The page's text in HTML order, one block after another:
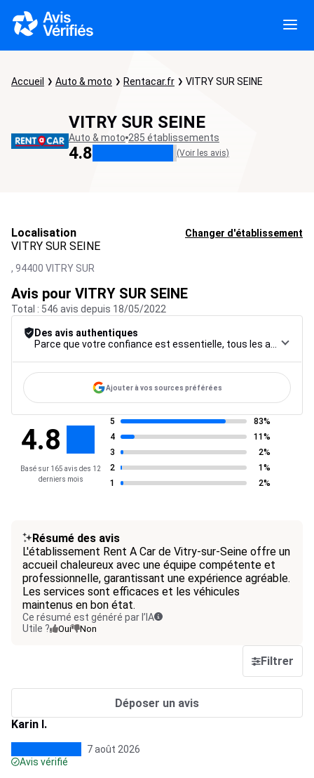
Accueil Auto & moto Rentacar.fr VITRY SUR SEINE
VITRY SUR SEINE
Auto & moto 285 établissements
4.8 (Voir les avis)
Localisation Changer d'établissement
VITRY SUR SEINE
, 94400 VITRY SUR
Avis pour VITRY SUR SEINE
Total : 546 avis depuis 18/05/2022
Des avis authentiques
Ajouter à vos sources préférées
4.8
Basé sur 165 avis des 12
derniers mois
5
83%
4
11%
3
2%
2
1%
1
2%
Résumé des avis
L'établissement Rent A Car de Vitry-sur-Seine offre un
accueil chaleureux avec une équipe compétente et
professionnelle, garantissant une expérience agréable.
Les services sont efficaces et les véhicules
maintenus en bon état.
Ce résumé est généré par l’IA
Utile ?
Oui Non
Filtrer
Déposer un avis
Karin I.
7 août 2026
Avis vérifié